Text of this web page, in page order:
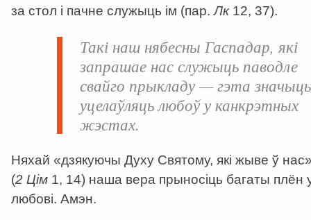
за стол і пачне служыць ім (пар.Лк12, 37).
Такі наш нябесны Гаспадар, які
запрашае нас служыць паводле
свайго прыкладу — гэта значыць
уцелаўляць любоў у канкрэтных
жэстах.
Няхай «дзякуючы Духу Святому, які жыве ў
(2 Цім 1, 14) наша вера прыносіць багаты плён
любові. Амэн.